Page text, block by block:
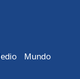
Mundo